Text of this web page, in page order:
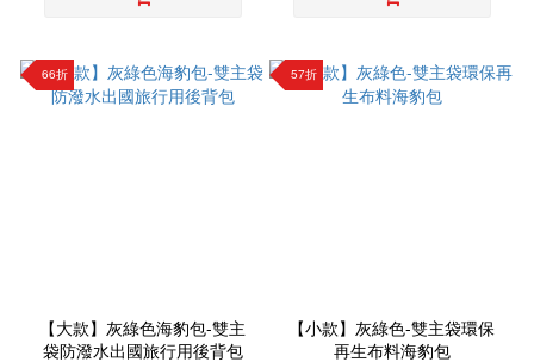
66折
【大款】灰綠色海豹包-雙主
袋防潑水出國旅行用後背包
57折
【小款】灰綠色-雙主袋環保
再生布料海豹包